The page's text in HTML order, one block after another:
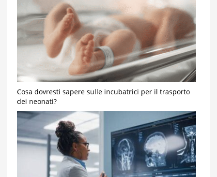
Cosa dovresti sapere sulle incubatrici per il trasporto
dei neonati?